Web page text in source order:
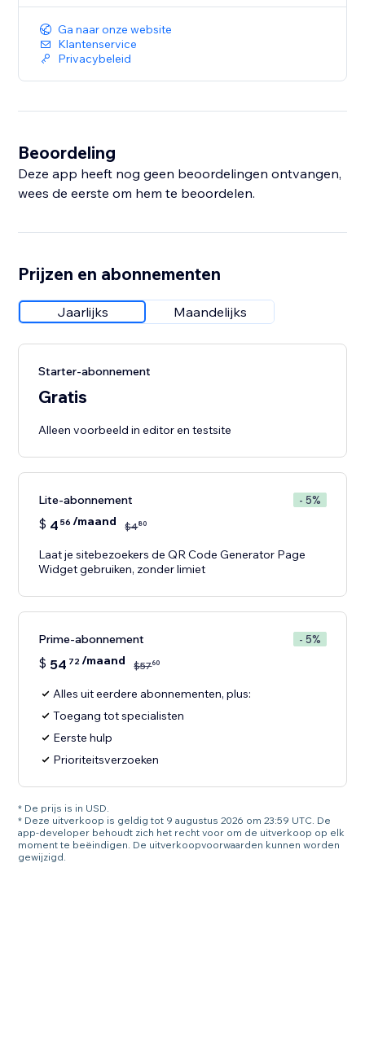
Ga naar onze website
Klantenservice
Privacybeleid
Beoordeling
Deze app heeft nog geen beoordelingen ontvangen,
wees de eerste om hem te beoordelen.
Prijzen en abonnementen
Jaarlijks Maandelijks
Starter-abonnement
Gratis
Alleen voorbeeld in editor en testsite
Lite-abonnement - 5%
$ 4 56 /maand $480
Laat je sitebezoekers de QR Code Generator Page
Widget gebruiken, zonder limiet
Prime-abonnement - 5%
$ 54 72/maand $5760
Alles uit eerdere abonnementen, plus:
Toegang tot specialisten
Eerste hulp
Prioriteitsverzoeken
* De prijs is in USD.
* Deze uitverkoop is geldig tot 9 augustus 2026 om 23:59 UTC. De
app-developer behoudt zich het recht voor om de uitverkoop op elk
moment te beëindigen. De uitverkoopvoorwaarden kunnen worden
gewijzigd.